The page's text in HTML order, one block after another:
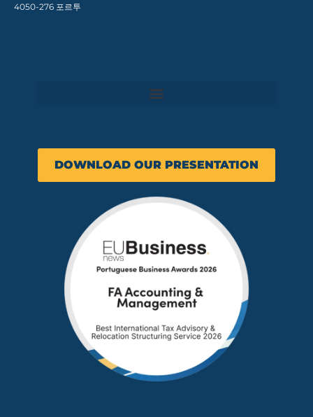
4050-276 포르투
DOWNLOAD OUR PRESENTATION